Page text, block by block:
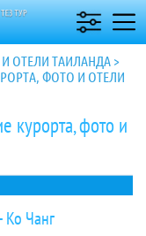
ОТЕЛИ ТАИЛАНДА >
ФОТО И ОТЕЛИ
курорта, фото и
Ко Чанг